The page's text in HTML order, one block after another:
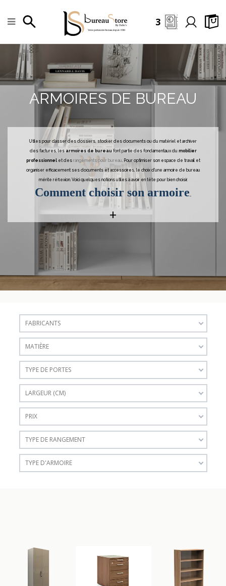
3
ARMOIRES DE BUREAU
Utiles pour classer des dossiers, stocker des documents ou du matériel et archiver
des factures, les armoires de bureau font partie des fondamentaux du mobilier
professionnelet des rangements pour bureau . Pour optimiser son espace de travail et
organiser efficacement ses documents et accessoires, le choix d'une armoire de bureau
mérite réflexion. Voici quelques notions utiles à avoir en tête pour bien choisir.
Comment choisir son armoire
+
FABRICANTS
MATIÈRE
TYPE DE PORTES
LARGEUR (CM)
PRIX
TYPE DE RANGEMENT
TYPE D'ARMOIRE